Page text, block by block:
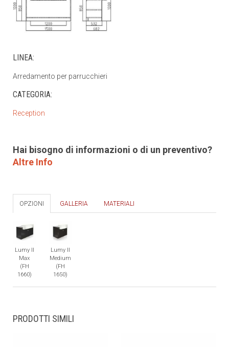
LINEA:
Arredamento per parrucchieri
CATEGORIA:
Reception
Hai bisogno di informazioni o di un preventivo?
Altre Info
OPZIONI GALLERIA MATERIALI
Lumy II
Max
(FH
1660)
Lumy II
Medium
(FH
1650)
PRODOTTI SIMILI